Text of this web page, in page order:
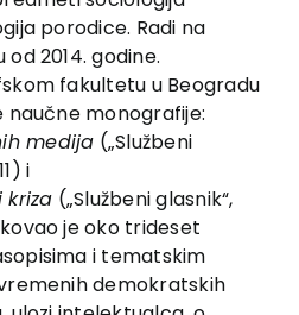
porodice. Radi na
2014. godine.
fakultetu u Beogradu
naučne monografije:
medija („Službeni
i
(„Službeni glasnik“,
je oko trideset
i tematskim
demokratskih